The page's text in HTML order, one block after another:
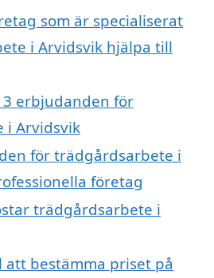
som är specialiserat
i Arvidsvik hjälpa till
erbjudanden för
i Arvidsvik
för trädgårdsarbete i
företag
trädgårdsarbete i
att bestämma priset på